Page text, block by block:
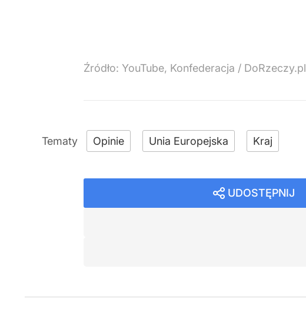
Źródło: YouTube, Konfederacja / DoRzeczy.pl
Opinie Unia Europejska Kraj
UDOSTĘPNIJ